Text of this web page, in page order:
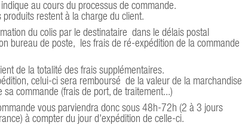
au cours du processus de commande.
restent à la charge du client.
du colis par le destinataire dans le délais postal
bureau de poste, les frais de ré-expédition de la commande
de la totalité des frais supplémentaires.
celui-ci sera remboursé de la valeur de la marchandise
commande (frais de port, de traitement...)
vous parviendra donc sous 48h-72h (2 à 3 jours
à compter du jour d'expédition de celle-ci.